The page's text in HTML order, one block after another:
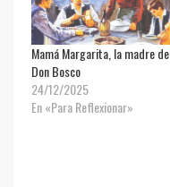
Mamá Margarita, la madre de
Don Bosco
24/12/2025
En «Para Reflexionar»